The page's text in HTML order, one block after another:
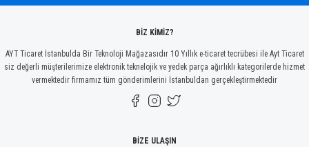
Gönder
BİZ KİMİZ?
AYT Ticaret İstanbulda Bir Teknoloji Mağazasıdır 10 Yıllık e-ticaret tecrübesi ile Ayt Ticaret
siz değerli müşterilerimize elektronik teknelojik ve yedek parça ağırlıklı kategorilerde hizmet
vermektedir firmamız tüm gönderimlerini İstanbuldan gerçekleştirmektedir
BİZE ULAŞIN